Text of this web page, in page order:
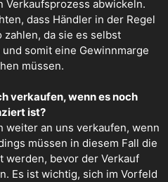
Verkaufsprozess abwickeln.
dass Händler in der Regel
da sie es selbst
somit eine Gewinnmarge
müssen.
verkaufen, wenn es noch
ist?
weiter an uns verkaufen, wenn
müssen in diesem Fall die
werden, bevor der Verkauf
Es ist wichtig, sich im Vorfeld